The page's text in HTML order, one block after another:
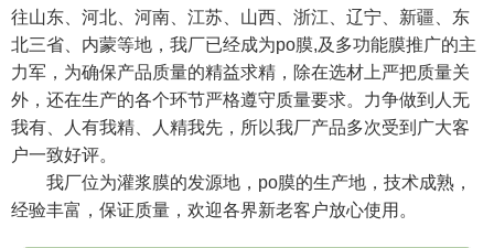
往山东、河北、河南、江苏、山西、浙江、辽宁、新疆、东
北三省、内蒙等地，我厂已经成为po膜,及多功能膜推广的主
力军，为确保产品质量的精益求精，除在选材上严把质量关
外，还在生产的各个环节严格遵守质量要求。力争做到人无
我有、人有我精、人精我先，所以我厂产品多次受到广大客
户一致好评。
我厂位为灌浆膜的发源地，po膜的生产地，技术成熟，
经验丰富，保证质量，欢迎各界新老客户放心使用。